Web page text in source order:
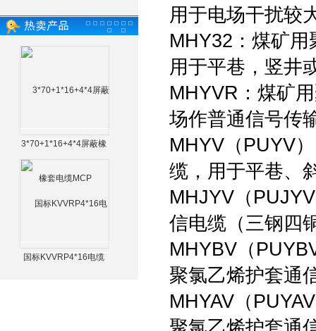
3*70+1*16+4*4屏蔽橡
国标KVVRP4*16电缆
用于电场干扰较
MHY32：煤矿
用于平巷，竖井
MHYVR：煤矿
场作普通信号传
MHYV（PUYV
缆，用于平巷、
MHJYV（
信电缆（三钢四
MHYBV（
聚氯乙烯护套通
MHYAV（